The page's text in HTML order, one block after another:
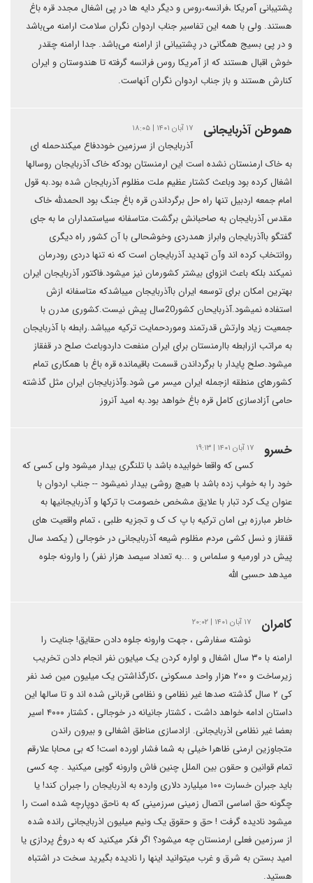
پشتیبانی آمریکا ،فرانسه،روس و دیگر دایه ها در پی اشغال مجدد قره باغ
هستند. ولی با همه این تفاسیر جناب اردوان نگران سلامت ارامنه می‌باشد
و در پی بسیج همگانی در پشتیبانی از ارامنه می‌باشد. جدا ارامنه چقدر
خوش اقبال هستند که از آمریکا روس فرانسه گرفته تا هندوستان و ایران
کنارش هستند و باز جناب اردوان نگران آنهاست.
هموطن آذربایجانی ۱۷ آبان ۱۴۰۱ | ۱۸:۰۵
آذربایجان از سرزمین خوددفاع میکندحمله ای
به خاک ارمنستان نشده است این ارمنستان بودکه خاک آذربایجان روسالها
اشغال کرده بود وباعث کشتار عظیم ملت مظلوم آذربایجان شده بود.به قول
امام جمعه اردبیل تنها راه حل برگرداندن قره باغ جنگ بود الحمدلله خاک
مقدس آذربایجان به صاحبانش برگشت.متاسفانه سیاستمداران ما به جای
گفتگو باآذربایجان وابراز همدردی وخوشحالی با آن کشور راه دیگری
روانتخاب کرده اند وآن تهدید آذربایجان است که نه تنها دردی رودرمان
نمیکند بلکه باعث انزوای بیشتر کشورمان نیز میشود.فاکتور آذربایجان ایران
بهترین امکان برای توسعه ایران باآذربایجان میباشدکه متاسفانه ازش
استفاده نمیشود.آذربایحان کشور20سال پیش نیست.کشوری مدرن با
جمعیت زیاد وارتش قدرتمند وموردحمایت ترکیه میباشد.رابطه با آذربایجان
به مراتب ازرابطه باارمنستان برای ایران منفعت داردوباعث صلح در قفقاز
میشود.صلح پایدار با برگرداندن قسمت باقیمانده قره باغ با همکاری تمام
کشورهای منطقه ازجمله ایران میسر می شود.وآذزبایجان ایران مثل گذشته
حامی آزادسازی کامل قره باغ خواهد بود.به امید آنروز
خسرو ۱۷ آبان ۱۴۰۱ | ۱۹:۱۳
کسی که واقعا خوابیده باشد با تلنگری بیدار میشود ولی کسی که
خود را به خواب زده باشد با هیچ روشی بیدار نمیشود -- جناب اردوان با
عنوان یک کرد تبار با علایق مشخص خصومت با ترکها و آذربایجانیها به
خاطر مبارزه بی امان ترکیه با پ ک ک و تجزیه طلبی ، تمام واقعیت های
قفقاز و نسل کشی مردم مظلوم شیعه آذربایجانی در خوجالی ( یکصد سال
پیش در اورمیه و سلماس و ...به تعداد سیصد هزار نفر) را وارونه جلوه
میدهد حسبی الله
کامران ۱۷ آبان ۱۴۰۱ | ۲۰:۰۲
نوشته سفارشی ، جهت وارونه جلوه دادن حقایق! جنایت را
ارامنه با ۳۰ سال اشغال و اواره کردن یک میایون نفر انجام دادن تخریب
زیرساخت و ۲۰۰ هزار واحد مسکونی ،کارگذاشتن یک میلیون مین ضد نفر
کی ۲ سال گذشته صدها غیر نظامی و نظامی قربانی شده اند و تا سالها این
داستان ادامه خواهد داشت ، کشتار جانیانه در خوجالی ، کشتار ۴۰۰۰ اسیر
بعضا غیر نظامی اذربایجانی. ازادسازی مناطق اشغالی و بیرون راندن
متجاوزین ارمنی ظاهرا خیلی به شما فشار اورده است! که بی محابا علارقم
تمام قوانین و حقون بین الملل چنین فاش وارونه گویی میکنید . چه کسی
باید جبران خسارت ۱۰۰ میلیارد دلاری وارده به اذربایجان را جبران کند! یا
چگونه حق اساسی اتصال زمینی سرزمینی که به ناحق دوپارچه شده است را
میشود نادیده گرفت ! حق و حقوق یک و‌نیم میلیون اذربایجانی رانده شده
از سرزمین فعلی ارمنستان چه میشود؟ اگر فکر میکنید که به دروغ پردازی یا
امید بستن به شرق و غرب میتوانید اینها را نادیده بگیرید سخت در اشتباه
هستید.